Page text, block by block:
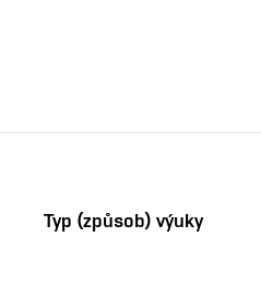
Typ (způsob) výuky